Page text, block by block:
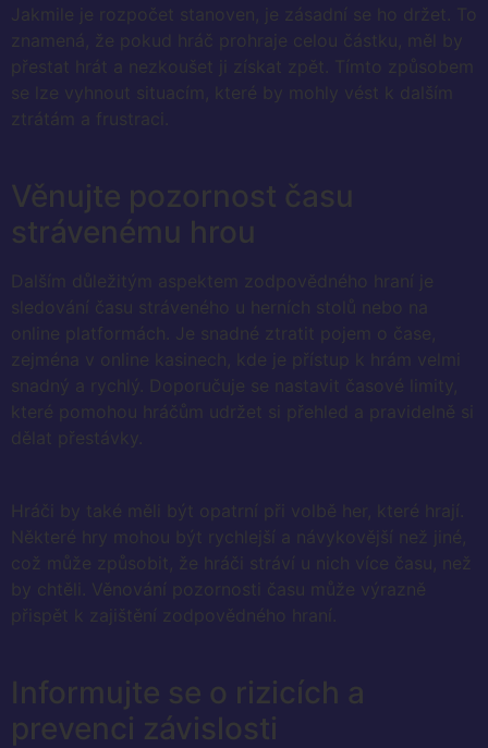
Jakmile je rozpočet stanoven, je zásadní se ho držet. To
znamená, že pokud hráč prohraje celou částku, měl by
přestat hrát a nezkoušet ji získat zpět. Tímto způsobem
se lze vyhnout situacím, které by mohly vést k dalším
ztrátám a frustraci.
Věnujte pozornost času
strávenému hrou
Dalším důležitým aspektem zodpovědného hraní je
sledování času stráveného u herních stolů nebo na
online platformách. Je snadné ztratit pojem o čase,
zejména v online kasinech, kde je přístup k hrám velmi
snadný a rychlý. Doporučuje se nastavit časové limity,
které pomohou hráčům udržet si přehled a pravidelně si
dělat přestávky.
Hráči by také měli být opatrní při volbě her, které hrají.
Některé hry mohou být rychlejší a návykovější než jiné,
což může způsobit, že hráči stráví u nich více času, než
by chtěli. Věnování pozornosti času může výrazně
přispět k zajištění zodpovědného hraní.
Informujte se o rizicích a
prevenci závislosti